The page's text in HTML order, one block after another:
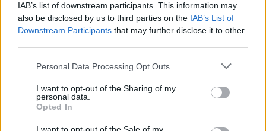
IAB’s list of downstream participants. This information may
also be disclosed by us to third parties on the IAB’s List of
Downstream Participants that may further disclose it to other
Personal Data Processing Opt Outs
I want to opt-out of the Sharing of my
personal data.
Opted In
elevato comfort visivo grazie a funzioni come 3840Hz PWM Risk-
free Dimming,16 Circadian Night Display, AI Defocus Display,
Dynamic Dimming e Hardware Level Low Blue Light.
Hardware potenziato per prestazioni superiori
Grazie a Snapdragon 6 Gen 4, HONOR Magic8 Lite offre una nuova
fluidità di sistema e prestazioni grafiche più elevate. Rispetto alla